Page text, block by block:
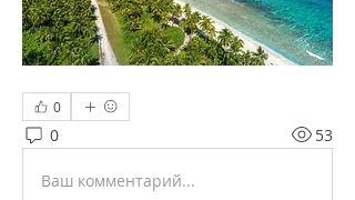
0
0 53
Ваш комментарий...